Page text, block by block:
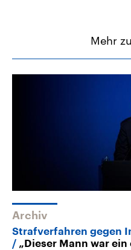
Mehr
Archiv
Strafverfahren gegen
„Dieser Mann war ein